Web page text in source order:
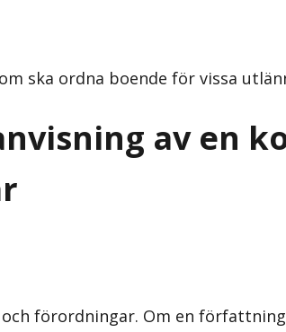
ska ordna boende för vissa
av en
förordningar. Om en